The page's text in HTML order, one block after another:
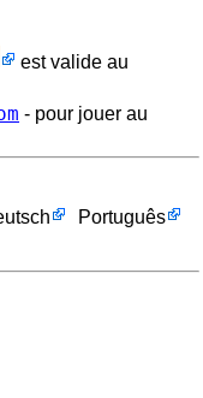
est valide au
- pour jouer au
Português